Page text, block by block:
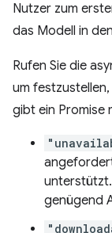
Nutzer zum
das Modell in
Rufen Sie die
um
gibt ein Promise
genügend